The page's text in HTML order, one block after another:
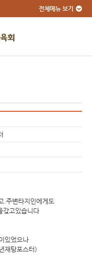
전체메뉴 보기
.주변타지인에게도
갖고있습니다
있었으나
재탕포스터)